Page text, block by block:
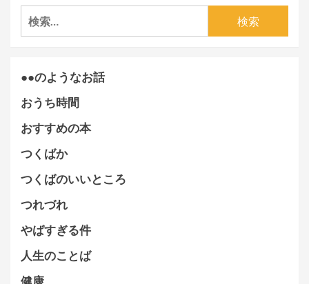
ナ
ビ
検
索:
●●のようなお話
おうち時間
おすすめの本
つくばか
つくばのいいところ
つれづれ
やばすぎる件
人生のことば
健康